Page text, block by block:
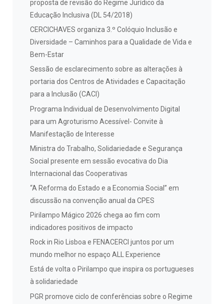
proposta de revisão do Regime Jurídico da
Educação Inclusiva (DL 54/2018)
CERCICHAVES organiza 3.º Colóquio Inclusão e
Diversidade – Caminhos para a Qualidade de Vida e
Bem-Estar
Sessão de esclarecimento sobre as alterações à
portaria dos Centros de Atividades e Capacitação
para a Inclusão (CACI)
Programa Individual de Desenvolvimento Digital
para um Agroturismo Acessível- Convite à
Manifestação de Interesse
Ministra do Trabalho, Solidariedade e Segurança
Social presente em sessão evocativa do Dia
Internacional das Cooperativas
“A Reforma do Estado e a Economia Social” em
discussão na convenção anual da CPES
Pirilampo Mágico 2026 chega ao fim com
indicadores positivos de impacto
Rock in Rio Lisboa e FENACERCI juntos por um
mundo melhor no espaço ALL Experience
Está de volta o Pirilampo que inspira os portugueses
à solidariedade
PGR promove ciclo de conferências sobre o Regime